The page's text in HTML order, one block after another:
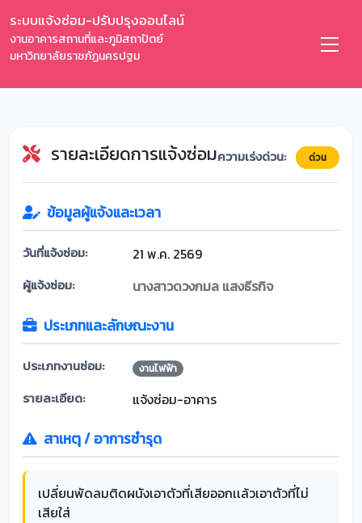
ระบบแจ้งซ่อม-ปรับปรุงออนไลน์
งานอาคารสถานที่และภูมิสถาปัตย์
มหาวิทยาลัยราชภัฏนครปฐม
รายละเอียดการแจ้งซ่อมความเร่งด่วน: ด่วน
ข้อมูลผู้แจ้งและเวลา
วันที่แจ้งซ่อม: 21 พ.ค. 2569
ผู้แจ้งซ่อม: นางสาวดวงกมล แสงธีรกิจ
ประเภทและลักษณะงาน
ประเภทงานซ่อม: งานไฟฟ้า
รายละเอียด: แจ้งซ่อม-อาคาร
สาเหตุ / อาการชำรุด
เปลี่ยนพัดลมติดผนังเอาตัวที่เสียออกเเล้วเอาตัวที่ไม่
เสียใส่